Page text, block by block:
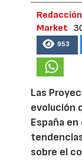
Redacción
Market
953
Las
evolución
España
sobre el